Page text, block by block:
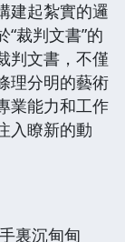
建起紮實的邏
裁判文書”的
判文書，不僅
理分明的藝術
業能力和工作
入瞭新的動
裏沉甸甸